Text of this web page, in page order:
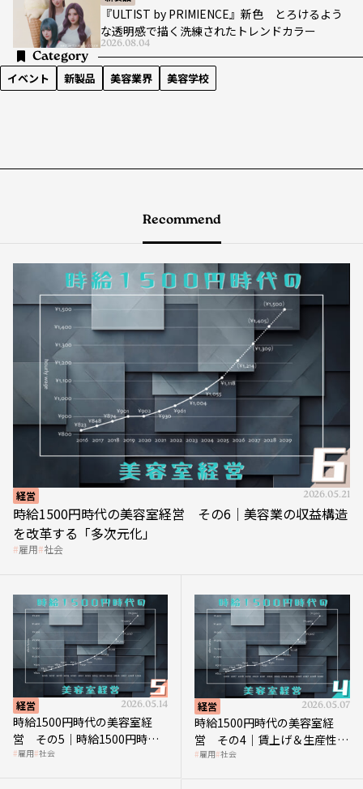
『ULTIST by PRIMIENCE』新色 とろけるよう
な透明感で描く洗練されたトレンドカラー
2026.08.04
Category
イベント 新製品 美容業界 美容学校
Recommend
経営 2026.05.21
時給1500円時代の美容室経営 その6｜美容業の収益構造
を改革する「多次元化」
雇用 社会
経営 2026.05.14
時給1500円時代の美容室経
営 その5｜時給1500円時代
の到来は美容業の収益構造を
雇用 社会
経営 2026.05.07
時給1500円時代の美容室経
営 その4｜賃上げ＆生産性向
上につなげる賢い助成金活用
雇用 社会